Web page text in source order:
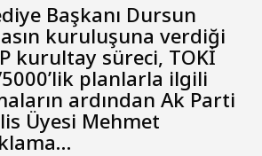
Başkanı Dursun
kuruluşuna verdiği
kurultay süreci, TOKİ
planlarla ilgili
ardından Ak Parti
Üyesi Mehmet